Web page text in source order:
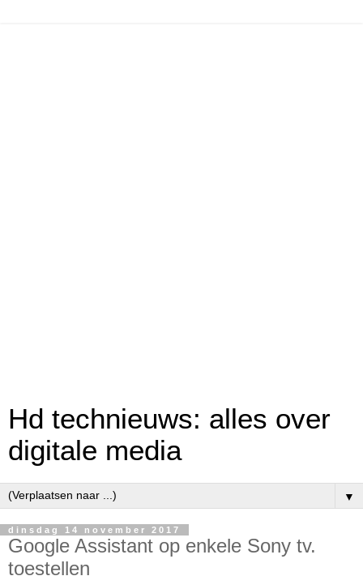
Hd technieuws: alles over
digitale media
▼
dinsdag 14 november 2017
Google Assistant op enkele Sony tv.
toestellen